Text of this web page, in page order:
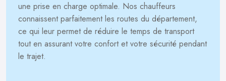
une prise en charge optimale. Nos chauffeurs
connaissent parfaitement les routes du département,
ce qui leur permet de réduire le temps de transport
tout en assurant votre confort et votre sécurité pendant
le trajet.